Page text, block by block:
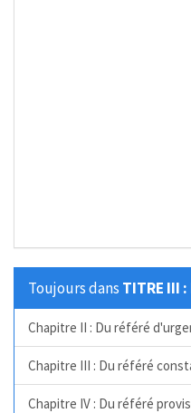
Toujours dans TITRE III :
Chapitre II : Du référé
Chapitre III : Du référé
Chapitre IV : Du référé